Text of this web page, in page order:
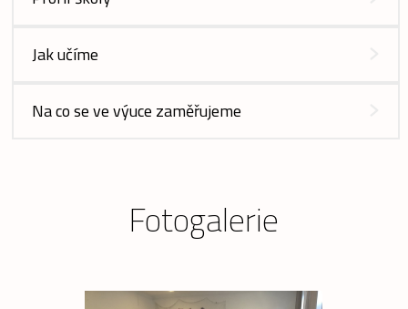
Jak učíme
Na co se ve výuce zaměřujeme
Fotogalerie